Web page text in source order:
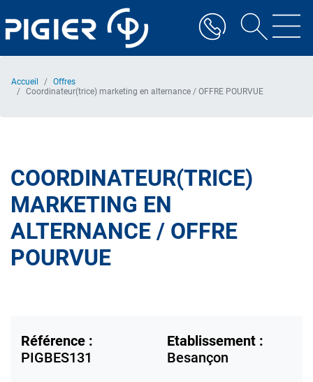
au
contenu
Accueil
Offres
Coordinateur(trice) marketing en alternance / OFFRE POURVUE
COORDINATEUR(TRICE)
MARKETING EN
ALTERNANCE / OFFRE
POURVUE
Référence :
PIGBES131
Etablissement :
Besançon